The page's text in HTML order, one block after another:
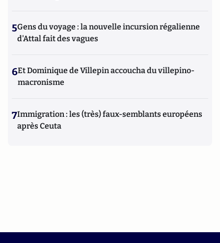
5Gens du voyage : la nouvelle incursion régalienne
d'Attal fait des vagues
6Et Dominique de Villepin accoucha du villepino-
macronisme
7Immigration : les (très) faux-semblants européens
après Ceuta